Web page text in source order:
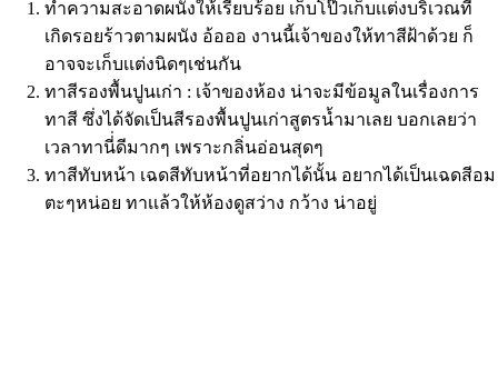
ทำความสะอาดผนังให้เรียบร้อย เก็บโป๊วเก็บเเต่งบริเวณที่
เกิดรอยร้าวตามผนัง อ้อออ งานนี้เจ้าของให้ทาสีฝ้าด้วย ก็
อาจจะเก็บเเต่งนิดๆเช่นกัน
ทาสีรองพื้นปูนเก่า : เจ้าของห้อง น่าจะมีข้อมูลในเรื่องการ
ทาสี ซึ่งได้จัดเป็นสีรองพื้นปูนเก่าสูตรน้ำมาเลย บอกเลยว่า
เวลาทานี่่ดีมากๆ เพราะกลิ่นอ่อนสุดๆ
ทาสีทับหน้า เฉดสีทับหน้าที่อยากได้นั้น อยากได้เป็นเฉดสีอม
ตะๆหน่อย ทาเเล้วให้ห้องดูสว่าง กว้าง น่าอยู่